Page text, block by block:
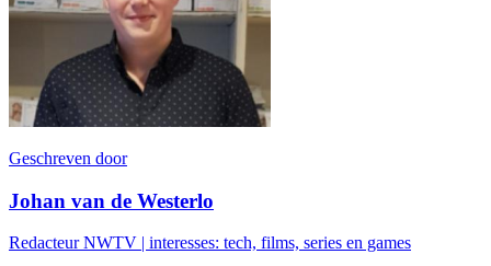
Geschreven door
Johan van de Westerlo
Redacteur NWTV | interesses: tech, films, series en games